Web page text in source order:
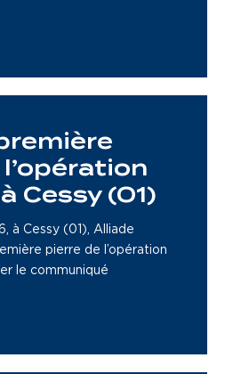
Cessy (01)
à Cessy (01), Alliade
pierre de l’opération
le communiqué